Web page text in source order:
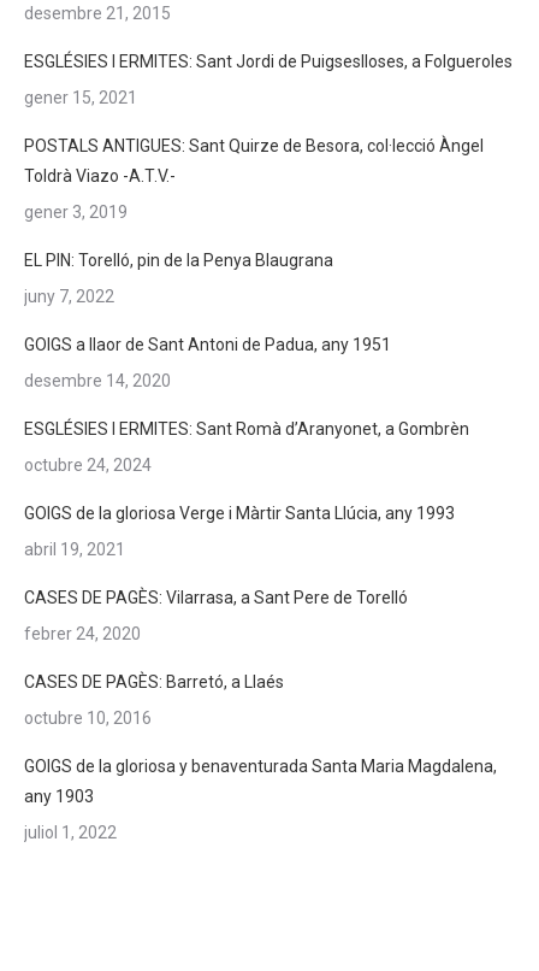
desembre 21, 2015
ESGLÉSIES I ERMITES: Sant Jordi de Puigseslloses, a Folgueroles
gener 15, 2021
POSTALS ANTIGUES: Sant Quirze de Besora, col·lecció Àngel
Toldrà Viazo -A.T.V.-
gener 3, 2019
EL PIN: Torelló, pin de la Penya Blaugrana
juny 7, 2022
GOIGS a llaor de Sant Antoni de Padua, any 1951
desembre 14, 2020
ESGLÉSIES I ERMITES: Sant Romà d’Aranyonet, a Gombrèn
octubre 24, 2024
GOIGS de la gloriosa Verge i Màrtir Santa Llúcia, any 1993
abril 19, 2021
CASES DE PAGÈS: Vilarrasa, a Sant Pere de Torelló
febrer 24, 2020
CASES DE PAGÈS: Barretó, a Llaés
octubre 10, 2016
GOIGS de la gloriosa y benaventurada Santa Maria Magdalena,
any 1903
juliol 1, 2022